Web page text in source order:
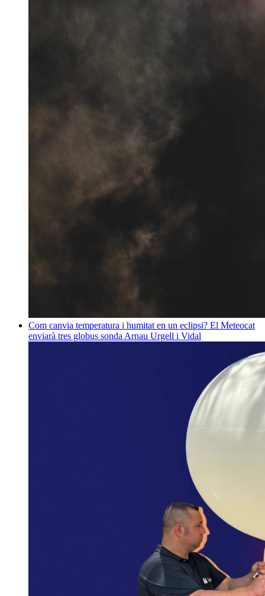
Com canvia temperatura i humitat en un eclipsi? El Meteocat
enviarà tres globus sonda Arnau Urgell i Vidal